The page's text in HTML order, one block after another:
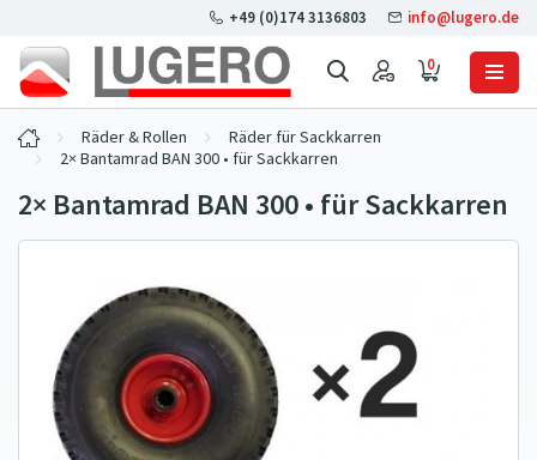
0
+49 (0)174 3136803 info@lugero.de
Räder & Rollen
Räder für Sackkarren
2× Bantamrad BAN 300 • für Sackkarren
2× Bantamrad BAN 300 • für Sackkarren